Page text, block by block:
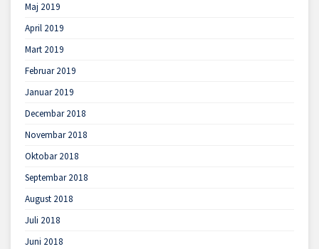
Maj 2019
April 2019
Mart 2019
Februar 2019
Januar 2019
Decembar 2018
Novembar 2018
Oktobar 2018
Septembar 2018
August 2018
Juli 2018
Juni 2018